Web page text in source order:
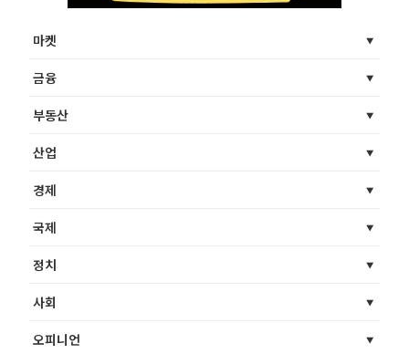
마켓
금융
부동산
산업
경제
국제
정치
사회
오피니언